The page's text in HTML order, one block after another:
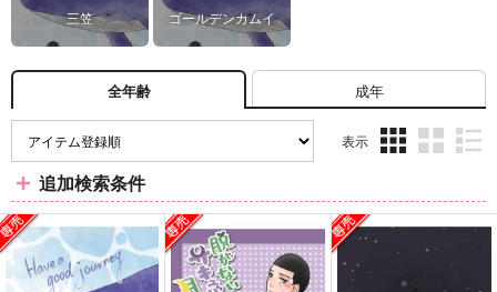
三笠 ゴールデンカムイ
全年齢 成年
表示
ム
表
ム
表
ム
表
示
追加検索条件